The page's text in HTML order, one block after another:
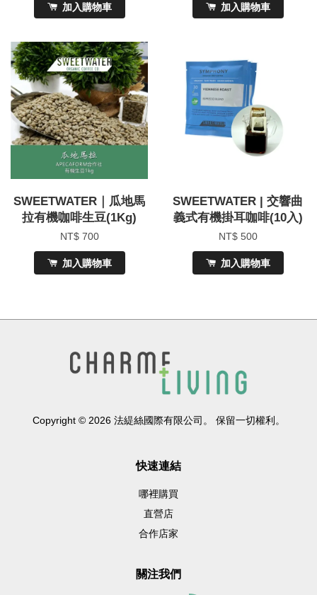
加入購物車 加入購物車
SWEETWATER｜瓜地馬
拉有機咖啡生豆(1Kg)
NT$ 700
加入購物車
SWEETWATER | 交響曲
義式有機掛耳咖啡(10入)
NT$ 500
加入購物車
Copyright © 2026 法緹絲國際有限公司。 保留一切權利。
快速連結
哪裡購買
直營店
合作店家
關注我們